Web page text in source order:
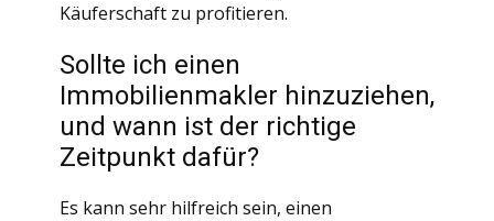
Käuferschaft zu profitieren.
Sollte ich einen
Immobilienmakler hinzuziehen,
und wann ist der richtige
Zeitpunkt dafür?
Es kann sehr hilfreich sein, einen